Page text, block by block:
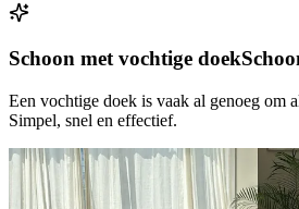
Schoon met vochtige doek
Een vochtige doek is vaak al genoeg om
Simpel, snel en effectief.